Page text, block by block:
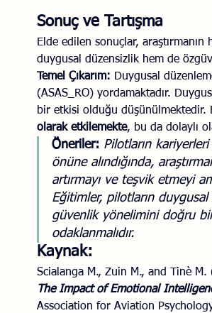
Sonuç ve Tartışma
Elde edilen sonuçlar,
duygusal düzensizlik hem de
Temel Çıkarım: Duygusal
(ASAS_RO) yordamaktadır.
bir etkisi olduğu düşünülmektedir.
olarak etkilemekte, bu da dolaylı
Öneriler: Pilotların
önüne alındığında,
artırmayı ve teşvik etmeyi
Eğitimler, pilotların duygusal
güvenlik yönelimini doğru
odaklanmalıdır.
Kaynak:
Scialanga M., Zuin M., and Tinè
The Impact of Emotional
Association for Aviation